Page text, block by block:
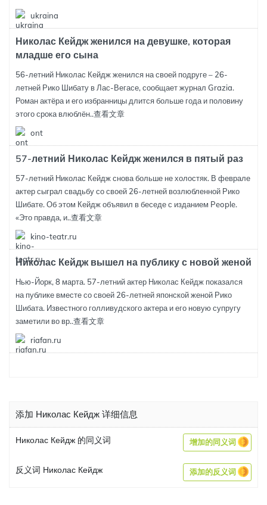
ukraina
Николас Кейдж женился на девушке, которая
младше его сына
56-летний Николас Кейдж женился на своей подруге – 26-
летней Рико Шибату в Лас-Вегасе, сообщает журнал Grazia.
Роман актёра и его избранницы длится больше года и половину
этого срока влюблён..查看文章
ont
57-летний Николас Кейдж женился в пятый раз
57-летний Николас Кейдж снова больше не холостяк. В феврале
актер сыграл свадьбу со своей 26-летней возлюбленной Рико
Шибате. Об этом Кейдж объявил в беседе с изданием People.
«Это правда, и..查看文章
kino-teatr.ru
Николас Кейдж вышел на публику с новой женой
Нью-Йорк, 8 марта. 57-летний актер Николас Кейдж показался
на публике вместе со своей 26-летней японской женой Рико
Шибата. Известного голливудского актера и его новую супругу
заметили во вр..查看文章
riafan.ru
添加 Николас Кейдж 详细信息
Николас Кейдж 的同义词 增加的同义词
反义词 Николас Кейдж 添加的反义词